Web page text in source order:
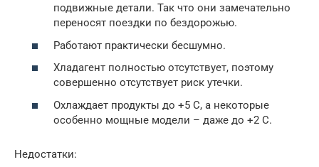
подвижные детали. Так что они замечательно
переносят поездки по бездорожью.
Работают практически бесшумно.
Хладагент полностью отсутствует, поэтому
совершенно отсутствует риск утечки.
Охлаждает продукты до +5 С, а некоторые
особенно мощные модели – даже до +2 С.
Недостатки: